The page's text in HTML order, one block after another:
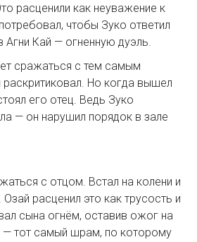
расценили как неуважение к
чтобы Зуко ответил
Агни Кай — огненную дуэль.
сражаться с тем самым
раскритиковал. Но когда вышел
его отец. Ведь Зуко
— он нарушил порядок в зале
с отцом. Встал на колени и
расценил это как трусость и
сына огнём, оставив ожог на
— тот самый шрам, по которому